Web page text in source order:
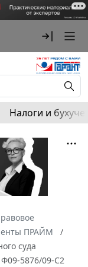
Налоги и
ПРАЙМ
суда
Ф09-5876/09-С2